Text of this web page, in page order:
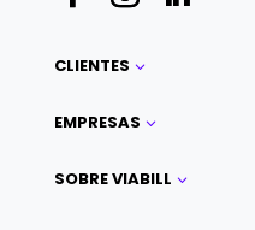
CLIENTES 3
EMPRESAS 3
SOBRE VIABILL 3